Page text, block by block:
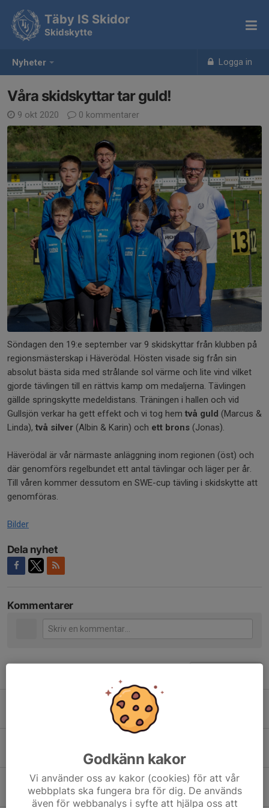
Nyheter Logga in
Täby IS Skidor
Skidskytte
Våra skidskyttar tar guld!
9 okt 2020 0 kommentarer
Söndagen den 19:e september var 9 skidskyttar från klubben på
regionsmästerskap i Häverödal. Hösten visade sig från sin
absolut bästa sida med strålande sol värme och lite vind vilket
gjorde tävlingen till en rättvis kamp om medaljerna. Tävlingen
gällde springskytte medeldistans. Träningen i hallen och vid
Gullsjön verkar ha gett effekt och vi tog hem två guld (Marcus &
Linda), två silver (Albin & Karin) och ett brons (Jonas).
Häverödal är vår närmaste anläggning inom regionen (öst) och
där genomförs regelbundet ett antal tävlingar och läger per år.
Till våren kommer dessutom en SWE-cup tävling i skidskytte att
genomföras.
Bilder
Dela nyhet
Kommentarer
Börja träna skidskytte
0
17 dec 2021 0
Snart är det dags för träning på Arninge GK!
14 nov 2021 0
Godkänn kakor
Vi använder oss av kakor (cookies) för att vår
webbplats ska fungera bra för dig. De används
även för webbanalys i syfte att hjälpa oss att